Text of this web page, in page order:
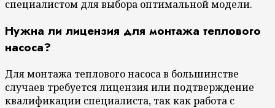
специалистом для выбора оптимальной модели.
Нужна ли лицензия для монтажа теплового
насоса?
Для монтажа теплового насоса в большинстве
случаев требуется лицензия или подтверждение
квалификации специалиста, так как работа с